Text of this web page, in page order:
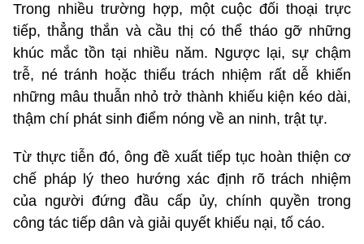
Trong nhiều trường hợp, một cuộc đối thoại trực
tiếp, thẳng thắn và cầu thị có thể tháo gỡ những
khúc mắc tồn tại nhiều năm. Ngược lại, sự chậm
trễ, né tránh hoặc thiếu trách nhiệm rất dễ khiến
những mâu thuẫn nhỏ trở thành khiếu kiện kéo dài,
thậm chí phát sinh điểm nóng về an ninh, trật tự.
Từ thực tiễn đó, ông đề xuất tiếp tục hoàn thiện cơ
chế pháp lý theo hướng xác định rõ trách nhiệm
của người đứng đầu cấp ủy, chính quyền trong
công tác tiếp dân và giải quyết khiếu nại, tố cáo.